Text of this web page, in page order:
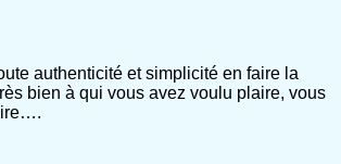
authenticité et simplicité en faire la
bien à qui vous avez voulu plaire, vous